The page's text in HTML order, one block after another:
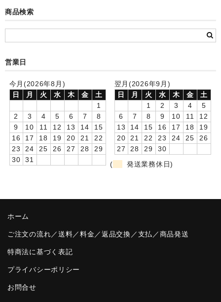
知育時計
卒園DVDアルバム
園や先生への贈り物
卒業記念品
音声入りフォトフレームクロック(集合)
スポーツウォッチ
ポケットウォッチ
制服メモリー
商品検索
営業日
今月(2026年8月)
日
月 火 水 木 金
土
1
2
3 4 5 6 7
8
9
10 11 12 13 14
15
16
17 18 19 20 21
22
23
24 25 26 27 28
29
30
31
翌月(2026年9月)
日
月 火 水 木 金
土
1
2 3 4
5
6
7 8 9 10 11
12
13
14 15 16 17 18
19
20
21 22 23 24 25
26
27
28 29
30
(
発送業務休日)
ホーム
ご注文の流れ／送料／料金／返品交換／支払／商品発送
特商法に基づく表記
プライバシーポリシー
お問合せ